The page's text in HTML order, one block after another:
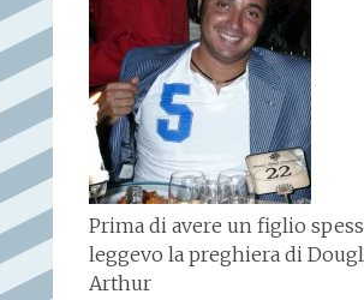
Prima di avere un figlio
leggevo la preghiera di
Arthur